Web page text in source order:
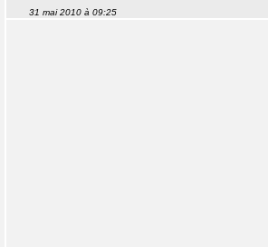
31 mai 2010 à 09:25